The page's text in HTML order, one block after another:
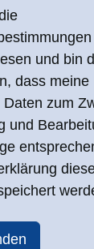
und bin
dass meine
zum
und